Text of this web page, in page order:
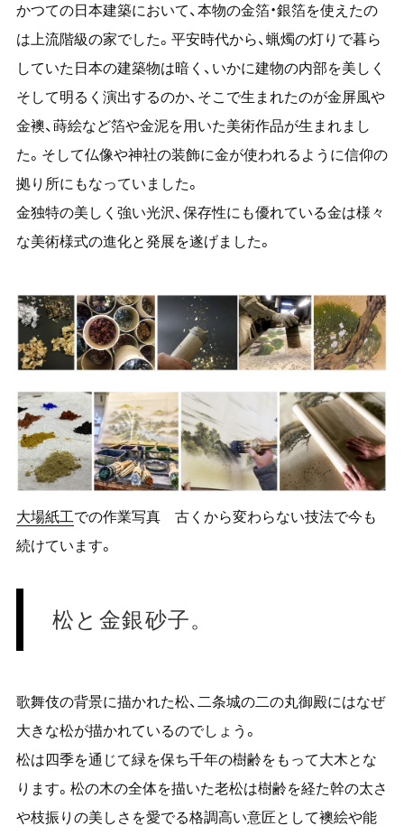
かつての日本建築において、本物の金箔・銀箔を使えたの
は上流階級の家でした。平安時代から、蝋燭の灯りで暮ら
していた日本の建築物は暗く、いかに建物の内部を美しく
そして明るく演出するのか、そこで生まれたのが金屏風や
金襖、蒔絵など箔や金泥を用いた美術作品が生まれまし
た。そして仏像や神社の装飾に金が使われるように信仰の
拠り所にもなっていました。
金独特の美しく強い光沢、保存性にも優れている金は様々
な美術様式の進化と発展を遂げました。
大場紙工での作業写真 古くから変わらない技法で今も
続けています。
松と金銀砂子。
歌舞伎の背景に描かれた松、二条城の二の丸御殿にはなぜ
大きな松が描かれているのでしょう。
松は四季を通じて緑を保ち千年の樹齢をもって大木とな
ります。松の木の全体を描いた老松は樹齢を経た幹の太さ
や枝振りの美しさを愛でる格調高い意匠として襖絵や能